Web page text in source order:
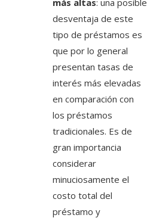
desventaja de este
tipo de préstamos es
que por lo general
presentan tasas de
interés más elevadas
en comparación con
los préstamos
tradicionales. Es de
gran importancia
considerar
minuciosamente el
costo total del
préstamo y